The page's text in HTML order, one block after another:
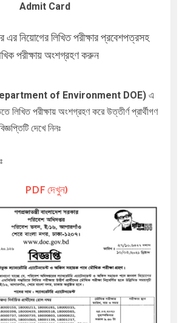
Admit Card
নিয়োগের লিখিত পরীক্ষার প্রবেশপত্রসহ
পরীক্ষায় অংশগ্রহণ করুন
of Environment DOE) এ
লিখিত পরীক্ষায় অংশগ্রহণ করে উত্তীর্ণ প্রার্থীগণ
দেখে নিনঃ
PDF দেখুন)